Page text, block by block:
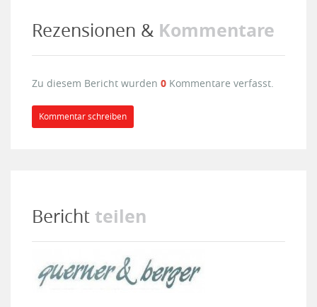
Rezensionen & Kommentare
Zu diesem Bericht wurden 0 Kommentare verfasst.
Kommentar schreiben
Bericht teilen